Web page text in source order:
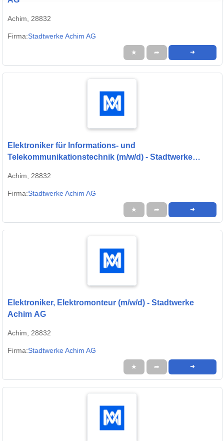
Achim, 28832
Firma:Stadtwerke Achim AG
★ ➦ ➜
Elektroniker für Informations- und
Telekommunikationstechnik (m/w/d) - Stadtwerke
Achim, 28832
Firma:Stadtwerke Achim AG
★ ➦ ➜
Elektroniker, Elektromonteur (m/w/d) - Stadtwerke
Achim AG
Achim, 28832
Firma:Stadtwerke Achim AG
★ ➦ ➜